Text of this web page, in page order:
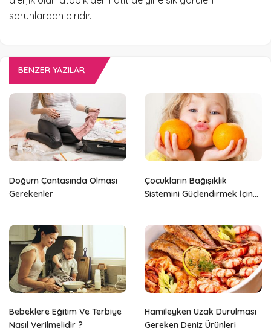
sorunlardan biridir.
BENZER YAZILAR
Doğum Çantasında Olması
Gerekenler
Çocukların Bağışıklık
Sistemini Güçlendirmek İçin
Bebeklere Eğitim Ve Terbiye
Nasıl Verilmelidir ?
Hamileyken Uzak Durulması
Gereken Deniz Ürünleri